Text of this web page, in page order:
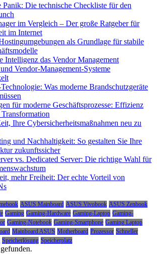
Die technische Checkliste für den
im Vergleich – Der große Ratgeber für
im Internet
als Grundlage für stabile
Intelligenz das Vendor Management
Vendor-Management-Systeme
Was moderne Brandschutzgeräte
für moderne Geschäftsprozesse: Effizienz
Ihre Cybersicherheitsmaßnahmen neu zu
und Nachhaltigkeit: So gestalten Sie Ihre
zukunftssicher
vs. Dedicated Server: Die richtige Wahl für
mehr Freiheit: Der echte Vorteil von
ASUS Mainboard ASUS Vivobook ASUS Zenbook
Gaming Gaming-Hardware Gaming-Laptop Gaming-
Gaming-Notebook Gaming-Smartphone Gaming Laptop
Mainboard ASUS Motherboard Prozessor Schneller
Speicherlösung Speicherplatz